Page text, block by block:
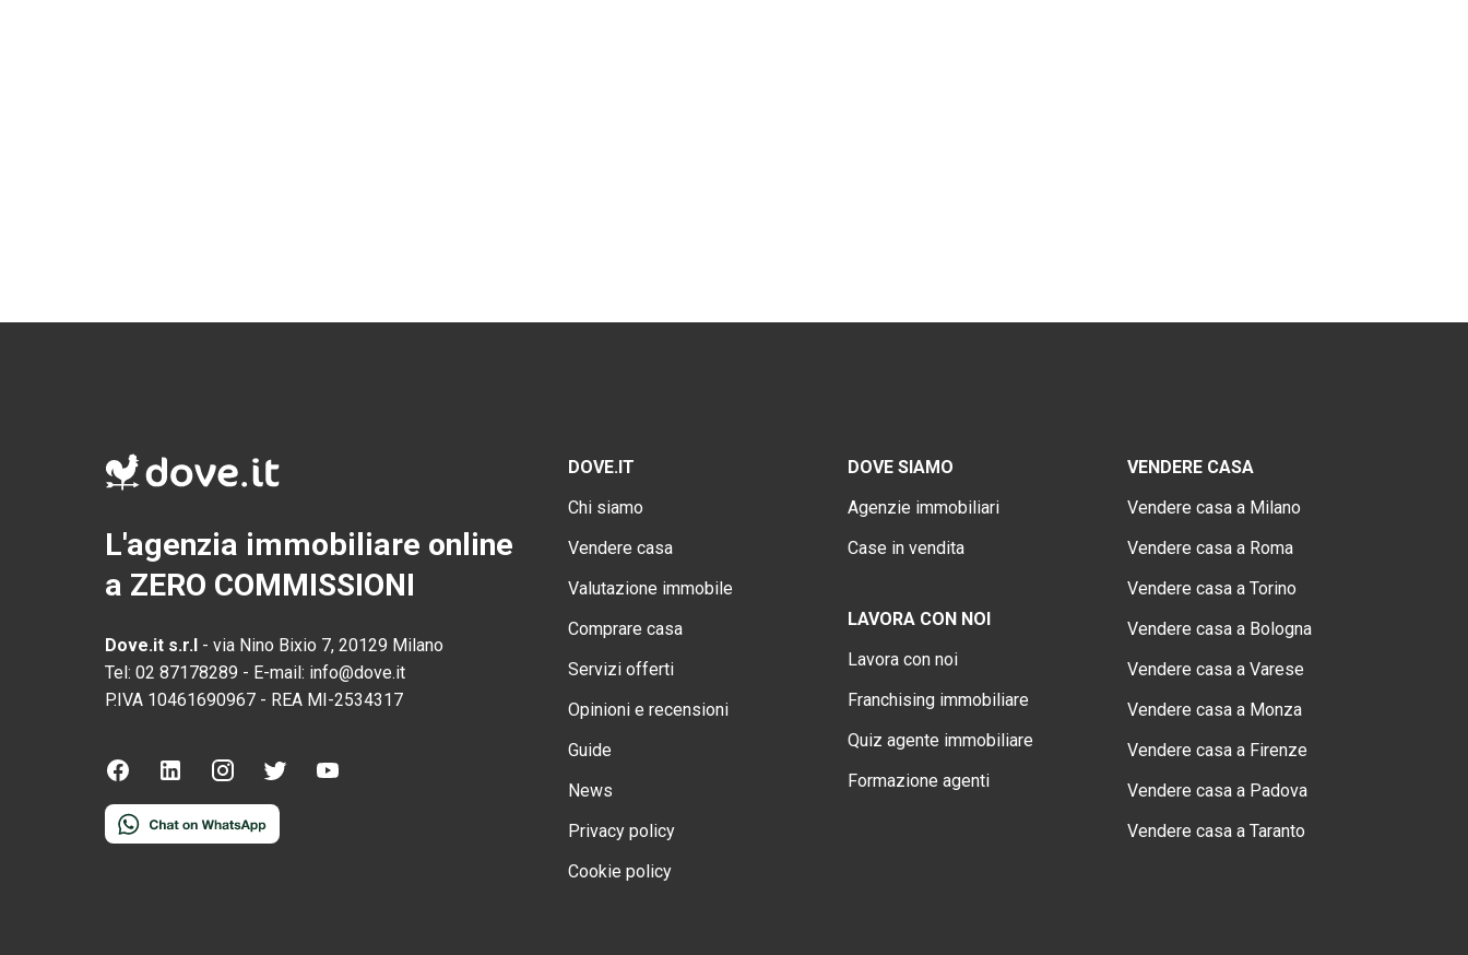
L'agenzia immobiliare online
a ZERO COMMISSIONI
Dove.it s.r.l - via Nino Bixio 7, 20129 Milano
Tel: 02 87178289 - E-mail: info@dove.it
P.IVA 10461690967 - REA MI-2534317
DOVE.IT
Chi siamo
Vendere casa
Valutazione immobile
Comprare casa
Servizi offerti
Opinioni e recensioni
Guide
News
Privacy policy
Cookie policy
DOVE SIAMO
Agenzie immobiliari
Case in vendita
LAVORA CON NOI
Lavora con noi
Franchising immobiliare
Quiz agente immobiliare
Formazione agenti
VENDERE CASA
Vendere casa a Milano
Vendere casa a Roma
Vendere casa a Torino
Vendere casa a Bologna
Vendere casa a Varese
Vendere casa a Monza
Vendere casa a Firenze
Vendere casa a Padova
Vendere casa a Taranto